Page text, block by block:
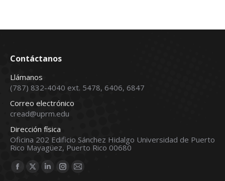
Contáctanos
Llámanos
(787) 832-4040 ext. 5478, 6406, 6847
Correo electrónico
cread@uprm.edu
Dirección física
Oficina 202 Edificio Sánchez Hidalgo Universidad de Puerto
Rico Mayagüez, Puerto Rico 00680
Find us on:
Facebook
X
LinkedinInstagram
Mail